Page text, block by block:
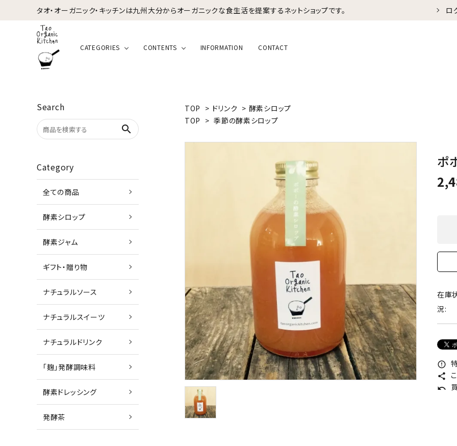
タオ・オーガニック・キッチンは九州大分からオーガニックな食生活を提案するネットショップです。 ロ
CATEGORIES CONTENTS INFORMATION CONTACT
TOP > ドリンク > 酵素シロップ
TOP > 季節の酵素シロップ
ポ
在庫
況:
error_outline
share
undo
Search
search
Category
全ての商品
酵素シロップ
酵素ジャム
ギフト・贈り物
ナチュラルソース
ナチュラルスイーツ
ナチュラルドリンク
「麹」発酵調味料
酵素ドレッシング
発酵茶